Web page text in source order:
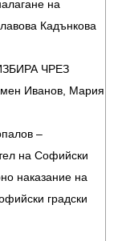
на
Кадънкова
ЧРЕЗ
Иванов, Мария
–
на Софийски
наказание на
градски